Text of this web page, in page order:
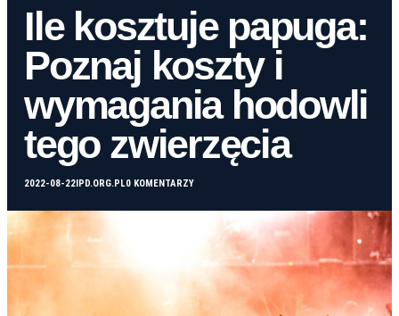
Ile kosztuje papuga:
Poznaj koszty i
wymagania hodowli
tego zwierzęcia
2022-08-22 IPD.ORG.PL0 KOMENTARZY